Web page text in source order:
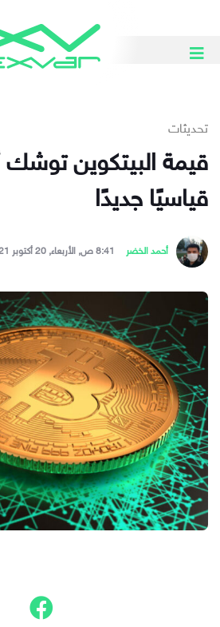
تحديثات
قيمة البيتكوين
قياسيًا جديدًا
أحمد الخضر 8:41 ص, الأربعاء, 20 أكتوبر 2021